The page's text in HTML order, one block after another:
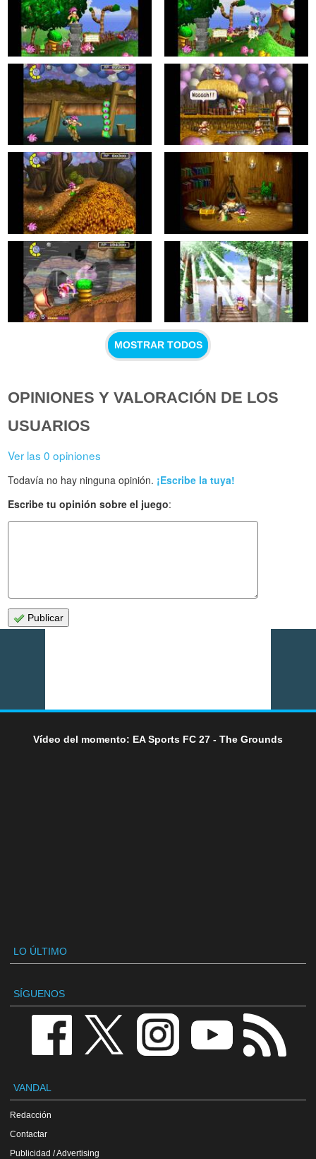
MOSTRAR TODOS
OPINIONES Y VALORACIÓN DE LOS
USUARIOS
Ver las 0 opiniones
Todavía no hay ninguna opinión. ¡Escribe la tuya!
Escribe tu opinión sobre el juego:
Publicar
Vídeo del momento: EA Sports FC 27 - The Grounds
LO ÚLTIMO
SÍGUENOS
VANDAL
Redacción
Contactar
Publicidad / Advertising